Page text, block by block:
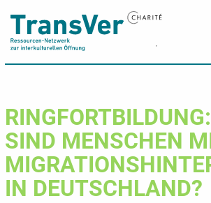
SIND MENSCHEN
IN DEUTSCHLAND?